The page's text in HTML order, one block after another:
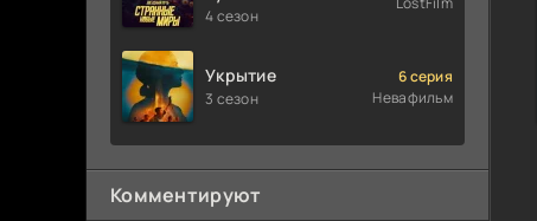
Странные
4 сезон
Укрытие
3 сезон
6 серия
Невафильм
Комментируют